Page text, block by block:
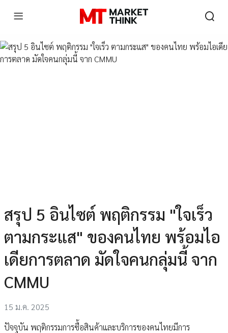
สรุป 5 อินไซต์ พฤติกรรม "ใจเร็ว
ตามกระแส" ของคนไทย พร้อมไอ
เดียการตลาด มัดใจคนกลุ่มนี้ จาก
CMMU
15 ม.ค. 2025
ปัจจุบัน พฤติกรรมการซื้อสินค้าและบริการของคนไทยมีการ